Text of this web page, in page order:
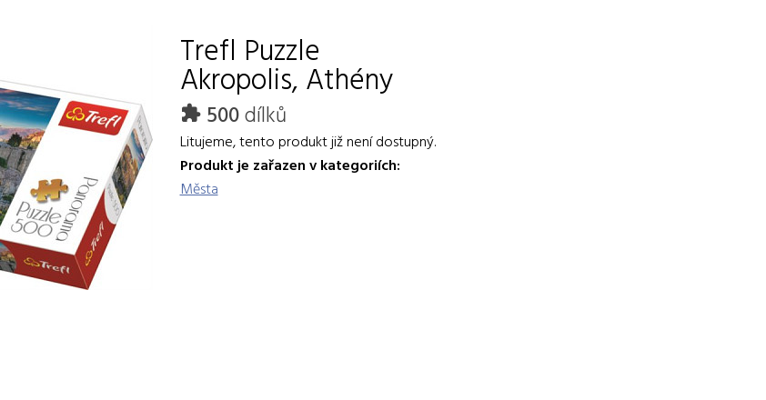
Trefl Puzzle
Akropolis, Athény
500dílků
Litujeme, tento produkt již není dostupný.
Produkt je zařazen v kategoriích:
Města